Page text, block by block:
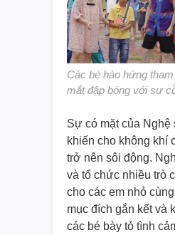
Các bé hào hứng
mắt đập bóng với sự
Sự có mặt của Nghệ
khiến cho không khí
trở nên sôi động.
và tổ chức nhiều trò
cho các em nhỏ
mục đích gắn kết và
các bé bày tỏ tình